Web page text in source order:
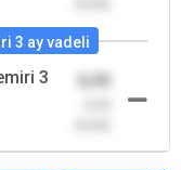
3 ay vadeli
3
0,00